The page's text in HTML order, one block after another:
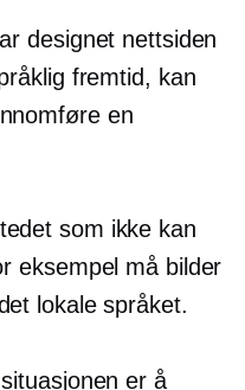
designet nettsiden
fremtid, kan
en
som ikke kan
eksempel må bilder
lokale språket.
er å